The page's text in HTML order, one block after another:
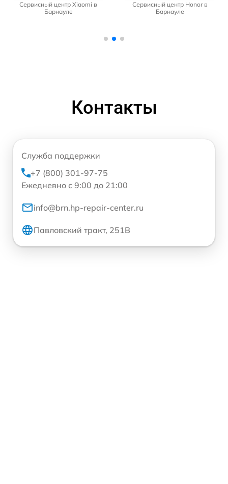
Сервисный центр Xiaomi в
Барнауле
Сервисный центр Honor в
Барнауле
Контакты
Служба поддержки
+7 (800) 301-97-75
Ежедневно с 9:00 до 21:00
info@brn.hp-repair-center.ru
Павловский тракт, 251В